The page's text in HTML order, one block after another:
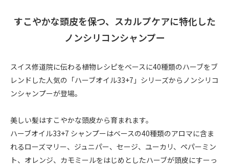
すこやかな頭皮を保つ、スカルプケアに特化した
ノンシリコンシャンプー
スイス修道院に伝わる植物レシピをベースに40種類のハーブをブ
レンドした人気の「ハーブオイル33+7」シリーズからノンシリコ
ンシャンプーが登場。
美しい髪はすこやかな頭皮から育まれます。
ハーブオイル33+7 シャンプーはベースの40種類のアロマに含ま
れるローズマリー、ジュニパー、セージ、ユーカリ、ペパーミン
ト、オレンジ、カモミールをはじめとしたハーブが頭皮にすーっ